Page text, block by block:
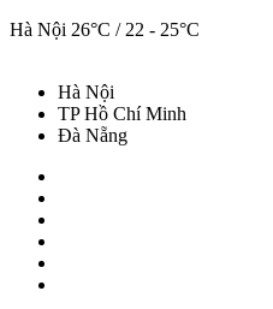
Hà Nội 26°C / 22 - 25°C
Hà Nội
TP Hồ Chí Minh
Đà Nẵng